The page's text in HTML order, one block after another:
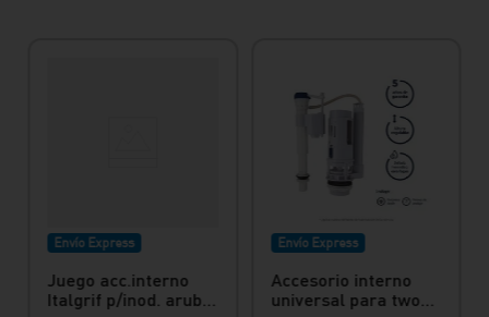
Envío Express
Juego acc.interno
Italgrif p/inod. aruba
Envío Express
Accesorio interno
universal para two